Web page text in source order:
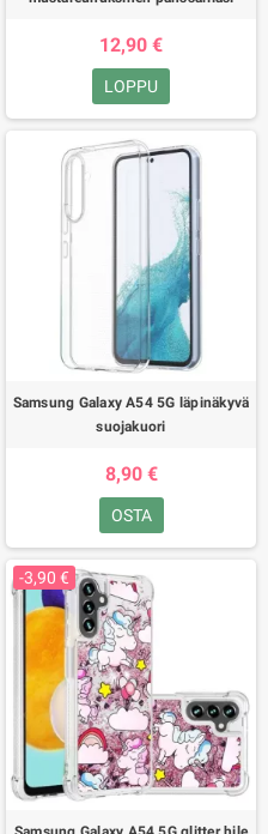
12,90 €
LOPPU
Samsung Galaxy A54 5G läpinäkyvä
suojakuori
8,90 €
OSTA
-3,90 €